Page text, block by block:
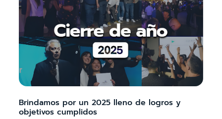
Brindamos por un 2025 lleno de logros y
objetivos cumplidos